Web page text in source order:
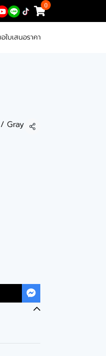
0
ใบเสนอราคา
Gray
แชร์